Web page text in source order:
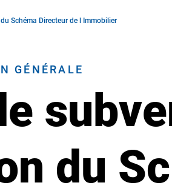
Schéma Directeur de l Immobilier
GÉNÉRALE
du